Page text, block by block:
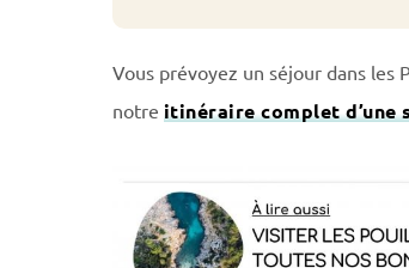
Vous prévoyez un séjour dans les
notre itinéraire complet d’une